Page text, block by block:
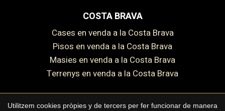
COSTA BRAVA
Cases en venda a la Costa Brava
Pisos en venda a la Costa Brava
Masies en venda a la Costa Brava
Terrenys en venda a la Costa Brava
Utilitzem cookies pròpies y de tercers per fer funcionar de manera
Guardar configuració Acceptar totes